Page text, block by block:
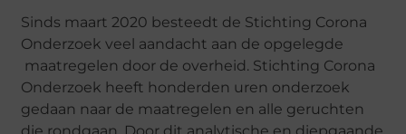
Sinds maart 2020 besteedt de Stichting Corona
Onderzoek veel aandacht aan de opgelegde
maatregelen door de overheid. Stichting Corona
Onderzoek heeft honderden uren onderzoek
gedaan naar de maatregelen en alle geruchten